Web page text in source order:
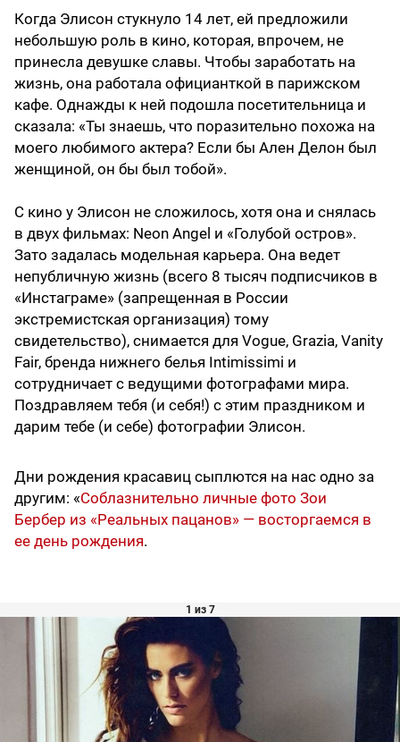
Когда Элисон стукнуло 14 лет, ей предложили
небольшую роль в кино, которая, впрочем, не
принесла девушке славы. Чтобы заработать на
жизнь, она работала официанткой в парижском
кафе. Однажды к ней подошла посетительница и
сказала: «Ты знаешь, что поразительно похожа на
моего любимого актера? Если бы Ален Делон был
женщиной, он бы был тобой».
С кино у Элисон не сложилось, хотя она и снялась
в двух фильмах: Neon Angel и «Голубой остров».
Зато задалась модельная карьера. Она ведет
непубличную жизнь (всего 8 тысяч подписчиков в
«Инстаграме» (запрещенная в России
экстремистская организация) тому
свидетельство), снимается для Vogue, Grazia, Vanity
Fair, бренда нижнего белья Intimissimi и
сотрудничает с ведущими фотографами мира.
Поздравляем тебя (и себя!) с этим праздником и
дарим тебе (и себе) фотографии Элисон.
Дни рождения красавиц сыплются на нас одно за
другим: «Соблазнительно личные фото Зои
Бербер из «Реальных пацанов» — восторгаемся в
ее день рождения.
1 из 7